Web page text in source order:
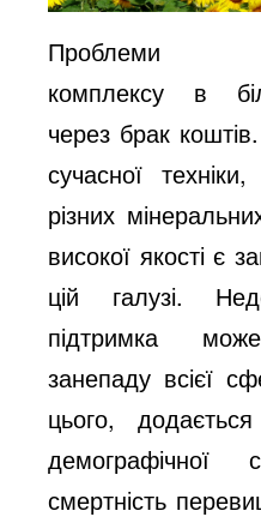
Проблеми
комплексу в
через брак коштів.
сучасної
різних
високої якості є
цій галузі.
підтримка
занепаду всієї
цього,
демографічної
смертність